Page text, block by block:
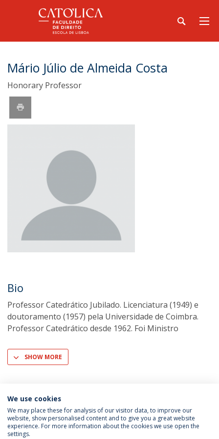
Mário Júlio de Almeida Costa
Honorary Professor
Bio
Professor Catedrático Jubilado. Licenciatura (1949) e
doutoramento (1957) pela Universidade de Coimbra.
Professor Catedrático desde 1962. Foi Ministro
SHOW MORE
We use cookies
We may place these for analysis of our visitor data, to improve our
website, show personalised content and to give you a great website
experience. For more information about the cookies we use open the
settings.